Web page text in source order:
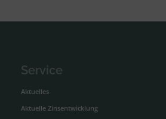
Service
Aktuelles
Aktuelle Zinsentwicklung